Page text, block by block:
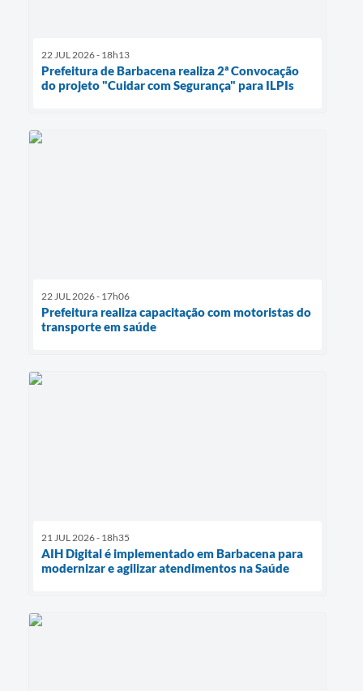
22 JUL 2026 - 18h13
Prefeitura de Barbacena realiza 2ª Convocação
do projeto "Cuidar com Segurança" para ILPIs
22 JUL 2026 - 17h06
Prefeitura realiza capacitação com motoristas do
transporte em saúde
21 JUL 2026 - 18h35
AIH Digital é implementado em Barbacena para
modernizar e agilizar atendimentos na Saúde